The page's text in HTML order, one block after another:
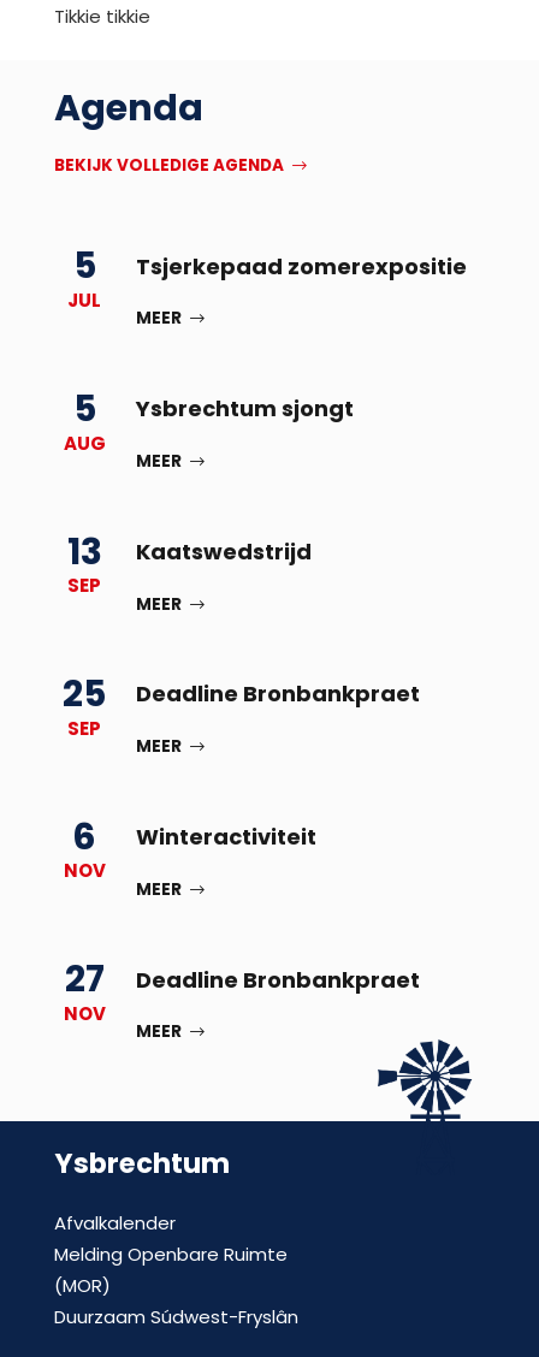
Tikkie tikkie
Agenda
BEKIJK VOLLEDIGE AGENDA
5
JUL
Tsjerkepaad zomerexpositie
MEER
5
AUG
Ysbrechtum sjongt
MEER
13
SEP
Kaatswedstrijd
MEER
25
SEP
Deadline Bronbankpraet
MEER
6
NOV
Winteractiviteit
MEER
27
NOV
Deadline Bronbankpraet
MEER
Ysbrechtum
Afvalkalender
Melding Openbare Ruimte
(MOR)
Duurzaam Súdwest-Fryslân